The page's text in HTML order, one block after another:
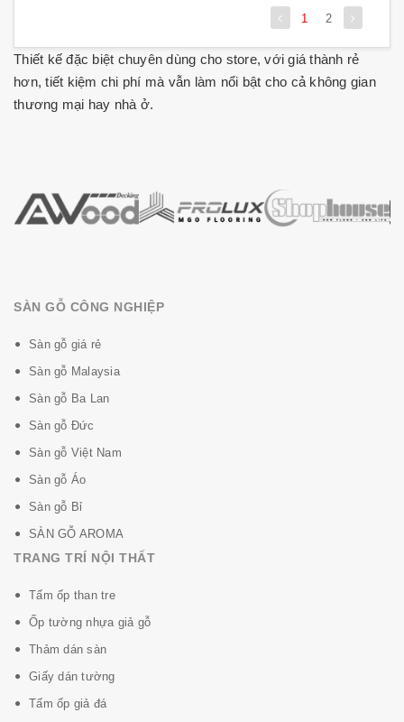
1 2
Thiết kế đặc biệt chuyên dùng cho store, với giá thành rẻ
hơn, tiết kiệm chi phí mà vẫn làm nổi bật cho cả không gian
thương mại hay nhà ở.
SÀN GỖ CÔNG NGHIỆP
Sàn gỗ giá rẻ
Sàn gỗ Malaysia
Sàn gỗ Ba Lan
Sàn gỗ Đức
Sàn gỗ Việt Nam
Sàn gỗ Áo
Sàn gỗ Bỉ
SÀN GỖ AROMA
TRANG TRÍ NỘI THẤT
Tấm ốp than tre
Ốp tường nhựa giả gỗ
Thảm dán sàn
Giấy dán tường
Tấm ốp giả đá